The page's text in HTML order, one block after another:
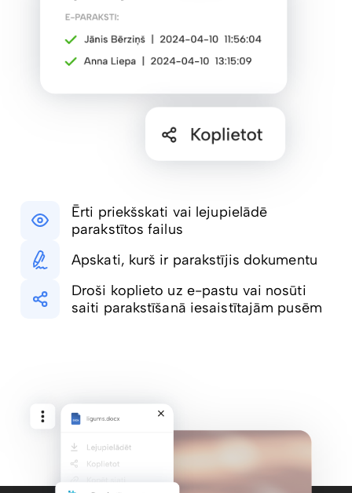
Ērti priekšskati vai lejupielādē
parakstītos failus
Apskati, kurš ir parakstījis dokumentu
Droši koplieto uz e-pastu vai nosūti
saiti parakstīšanā iesaistītajām pusēm